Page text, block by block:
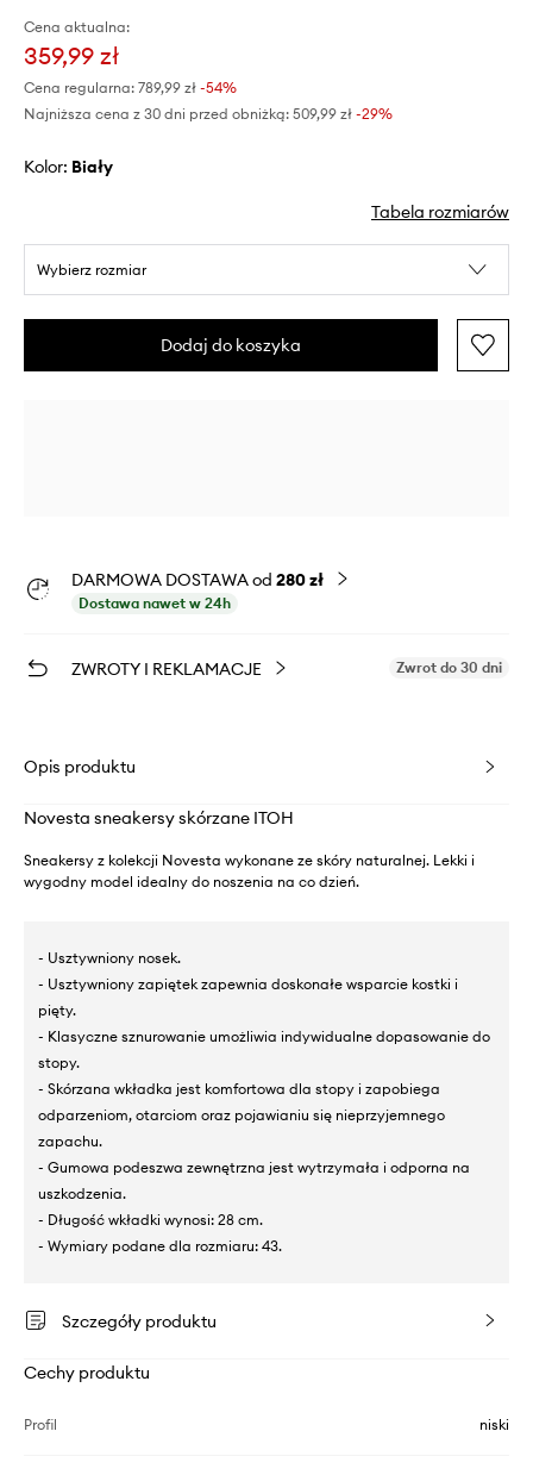
Cena aktualna:
359,99 zł
Cena regularna: 789,99 zł -54%
Najniższa cena z 30 dni przed obniżką: 509,99 zł -29%
Kolor: biały
Tabela rozmiarów
Wybierz rozmiar
Dodaj do koszyka
DARMOWA DOSTAWA od 280 zł
Dostawa nawet w 24h
ZWROTY I REKLAMACJE Zwrot do 30 dni
Opis produktu
Novesta sneakersy skórzane ITOH
Sneakersy z kolekcji Novesta wykonane ze skóry naturalnej. Lekki i
wygodny model idealny do noszenia na co dzień.
- Usztywniony nosek.
- Usztywniony zapiętek zapewnia doskonałe wsparcie kostki i
pięty.
- Klasyczne sznurowanie umożliwia indywidualne dopasowanie do
stopy.
- Skórzana wkładka jest komfortowa dla stopy i zapobiega
odparzeniom, otarciom oraz pojawianiu się nieprzyjemnego
zapachu.
- Gumowa podeszwa zewnętrzna jest wytrzymała i odporna na
uszkodzenia.
- Długość wkładki wynosi: 28 cm.
- Wymiary podane dla rozmiaru: 43.
Szczegóły produktu
Cechy produktu
Profil niski